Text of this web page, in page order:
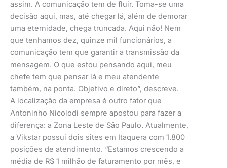
assim. A comunicação tem de fluir. Toma-se uma
decisão aqui, mas, até chegar lá, além de demorar
uma eternidade, chega truncada. Aqui não! Nem
que tenhamos dez, quinze mil funcionários, a
comunicação tem que garantir a transmissão da
mensagem. O que estou pensando aqui, meu
chefe tem que pensar lá e meu atendente
também, na ponta. Objetivo e direto”, descreve.
A localização da empresa é outro fator que
Antoninho Nicolodi sempre apostou para fazer a
diferença: a Zona Leste de São Paulo. Atualmente,
a Vikstar possui dois sites em Itaquera com 1.800
posições de atendimento. “Estamos crescendo a
média de R$ 1 milhão de faturamento por mês, e